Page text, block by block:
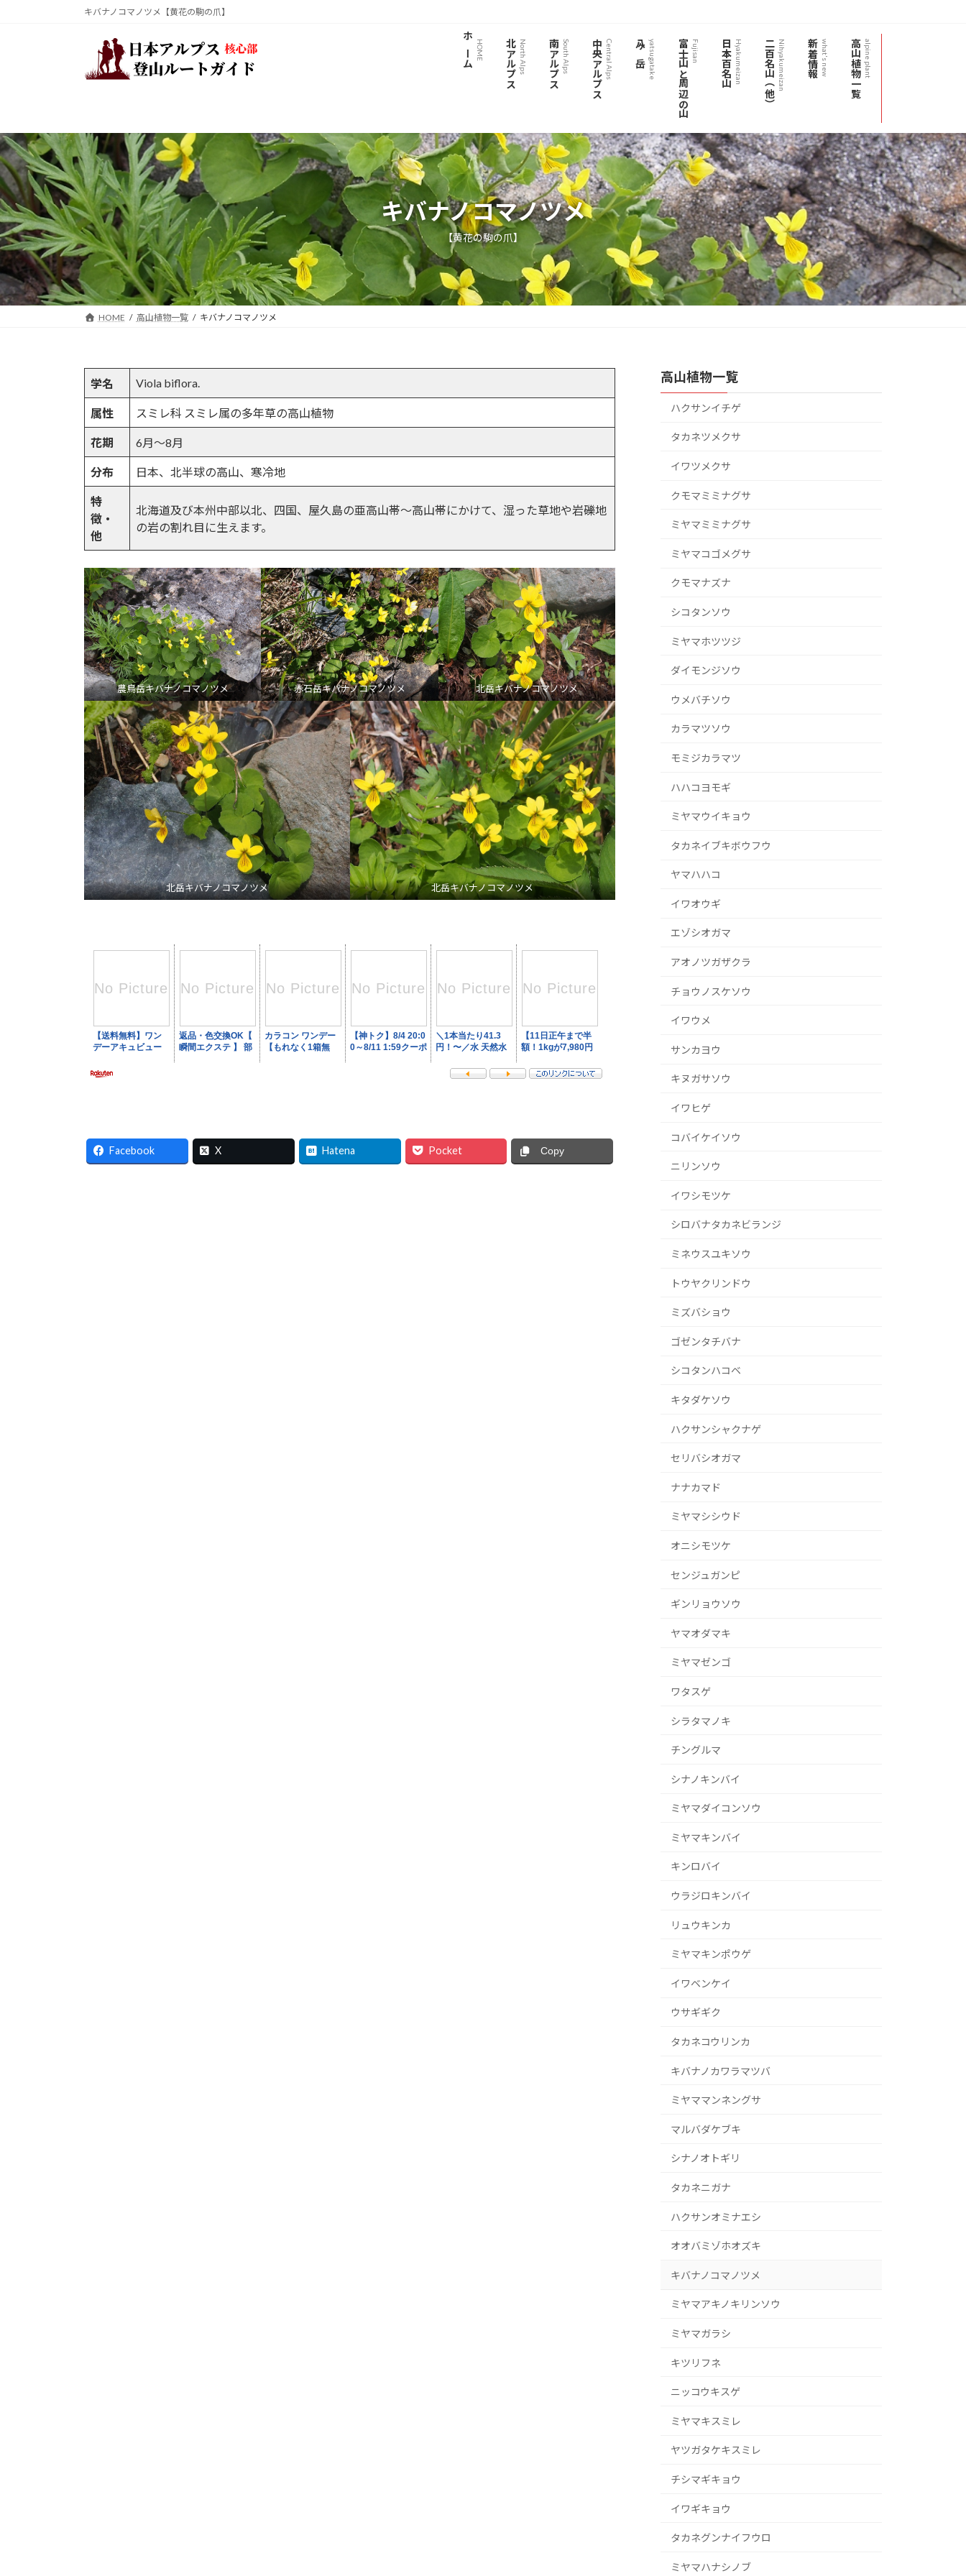
ッ
プ
移
動
キバナノコマノツメ【黄花の駒の爪】
ホーム HOME 北アルプスNorth Alps 南アルプスSouth Alps 中央アルプスCentral Alps 八ヶ岳yatsugatake 富士山と周辺の山Fujisan 日本百名山Hyakumeizan 二百名山（他）Nihyakumeizan 新着情報what's new 高山植物一覧alpine plant
キバナノコマノツメ
【黄花の駒の爪】
HOME 高山植物一覧 キバナノコマノツメ
学名 Viola biflora.
属性 スミレ科 スミレ属の多年草の高山植物
花期 6月～8月
分布 日本、北半球の高山、寒冷地
特
徴・
他
北海道及び本州中部以北、四国、屋久島の亜高山帯～高山帯にかけて、湿った草地や岩礫地
の岩の割れ目に生えます。
農鳥岳キバナノコマノツメ 赤石岳キバナノコマノツメ 北岳キバナノコマノツメ
北岳キバナノコマノツメ 北岳キバナノコマノツメ
Facebook X Hatena Pocket Copy
高山植物一覧
ハクサンイチゲ
タカネツメクサ
イワツメクサ
クモマミミナグサ
ミヤマミミナグサ
ミヤマコゴメグサ
クモマナズナ
シコタンソウ
ミヤマホツツジ
ダイモンジソウ
ウメバチソウ
カラマツソウ
モミジカラマツ
ハハコヨモギ
ミヤマウイキョウ
タカネイブキボウフウ
ヤマハハコ
イワオウギ
エゾシオガマ
アオノツガザクラ
チョウノスケソウ
イワウメ
サンカヨウ
キヌガサソウ
イワヒゲ
コバイケイソウ
ニリンソウ
イワシモツケ
シロバナタカネビランジ
ミネウスユキソウ
トウヤクリンドウ
ミズバショウ
ゴゼンタチバナ
シコタンハコベ
キタダケソウ
ハクサンシャクナゲ
セリバシオガマ
ナナカマド
ミヤマシシウド
オニシモツケ
センジュガンピ
ギンリョウソウ
ヤマオダマキ
ミヤマゼンゴ
ワタスゲ
シラタマノキ
チングルマ
シナノキンバイ
ミヤマダイコンソウ
ミヤマキンバイ
キンロバイ
ウラジロキンバイ
リュウキンカ
ミヤマキンポウゲ
イワベンケイ
ウサギギク
タカネコウリンカ
キバナノカワラマツバ
ミヤママンネングサ
マルバダケブキ
シナノオトギリ
タカネニガナ
ハクサンオミナエシ
オオバミゾホオズキ
キバナノコマノツメ
ミヤマアキノキリンソウ
ミヤマガラシ
キツリフネ
ニッコウキスゲ
ミヤマキスミレ
ヤツガタケキスミレ
チシマギキョウ
イワギキョウ
タカネグンナイフウロ
ミヤマハナシノブ